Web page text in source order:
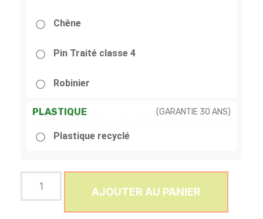
Chêne
Pin Traité classe 4
Robinier
PLASTIQUE (GARANTIE 30 ANS)
Plastique recyclé
AJOUTER AU PANIER